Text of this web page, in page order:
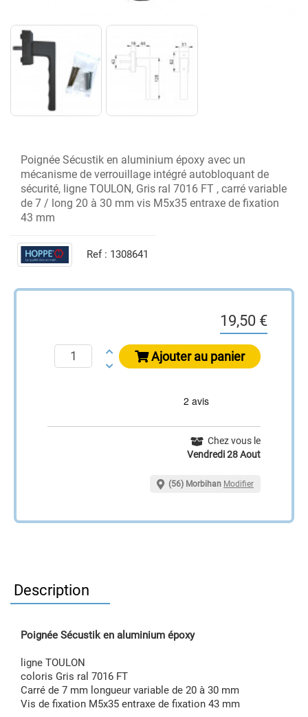
Poignée Sécustik en aluminium époxy avec un
mécanisme de verrouillage intégré autobloquant de
sécurité, ligne TOULON, Gris ral 7016 FT , carré variable
de 7 / long 20 à 30 mm vis M5x35 entraxe de fixation
43 mm
Ref : 1308641
19,50 €
Ajouter au panier
Chez vous le
Vendredi 28 Aout
(56) Morbihan Modifier
Description
Poignée Sécustik en aluminium époxy
ligne TOULON
coloris Gris ral 7016 FT
Carré de 7 mm longueur variable de 20 à 30 mm
Vis de fixation M5x35 entraxe de fixation 43 mm